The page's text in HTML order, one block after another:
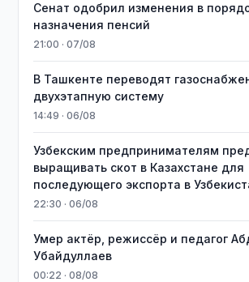
Сенат одобрил изменения в
назначения пенсий
21:00 · 07/08
В Ташкенте переводят
двухэтапную систему
14:49 · 06/08
Узбекским предпринимателям
выращивать скот в Казахстане для
последующего экспорта в
22:30 · 06/08
Умер актёр, режиссёр и педагог
Убайдуллаев
00:22 · 08/08